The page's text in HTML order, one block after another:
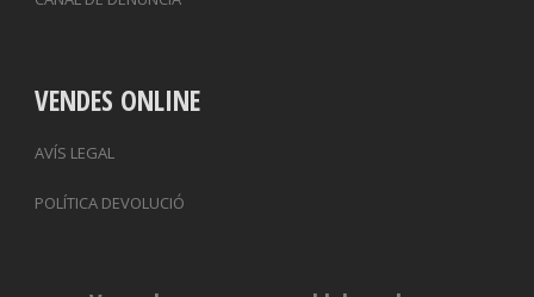
VENDES ONLINE
AVÍS LEGAL
POLÍTICA DEVOLUCIÓ